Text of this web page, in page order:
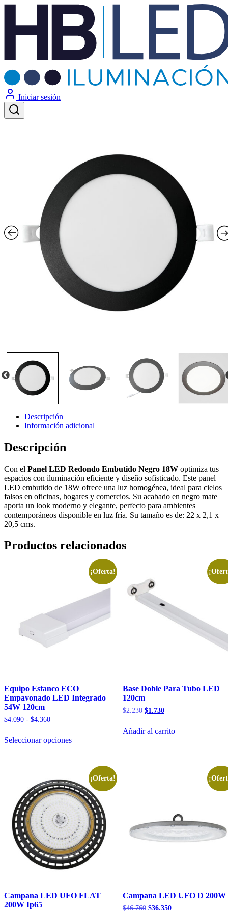
Iniciar sesión
Descripción
Información adicional
Descripción
Con el Panel LED Redondo Embutido Negro 18W optimiza tus
espacios con iluminación eficiente y diseño sofisticado. Este panel
LED embutido de 18W ofrece una luz homogénea, ideal para cielos
falsos en oficinas, hogares y comercios. Su acabado en negro mate
aporta un look moderno y elegante, perfecto para ambientes
contemporáneos disponible en luz fría. Su tamaño es de: 22 x 2,1 x
20,5 cms.
Productos relacionados
¡Oferta!
Equipo Estanco ECO
Empavonado LED Integrado
54W 120cm
$4.090 - $4.360Rango
precios:
desde
Seleccionar opcionesproducto
variantes.
opciones
se
pueden
elegir
en
la
página
de
producto
Base Doble Para Tubo LED
120cm
$2.230 El
original
era:
$1.730El
actual
es:
Añadir al carrito
¡Oferta!
Campana LED UFO FLAT
200W Ip65
Campana LED UFO D 200W
$46.760 El
$36.350El